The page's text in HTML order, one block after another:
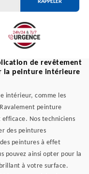
de revêtement
la peinture intérieure
intérieur, comme les
peinture
Nos techniciens
des peintures
peintures à effet
pouvez ainsi opter pour la
à votre surface.